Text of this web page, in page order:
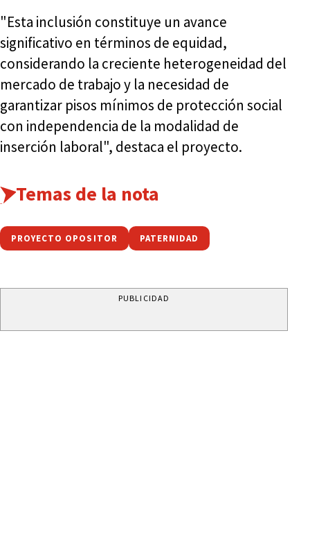
"Esta inclusión constituye un avance
significativo en términos de equidad,
considerando la creciente heterogeneidad del
mercado de trabajo y la necesidad de
garantizar pisos mínimos de protección social
con independencia de la modalidad de
inserción laboral", destaca el proyecto.
Temas de la nota
PROYECTO OPOSITOR PATERNIDAD
PUBLICIDAD